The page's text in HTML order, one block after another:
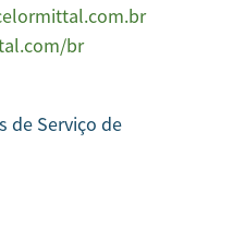
br
de Serviço de